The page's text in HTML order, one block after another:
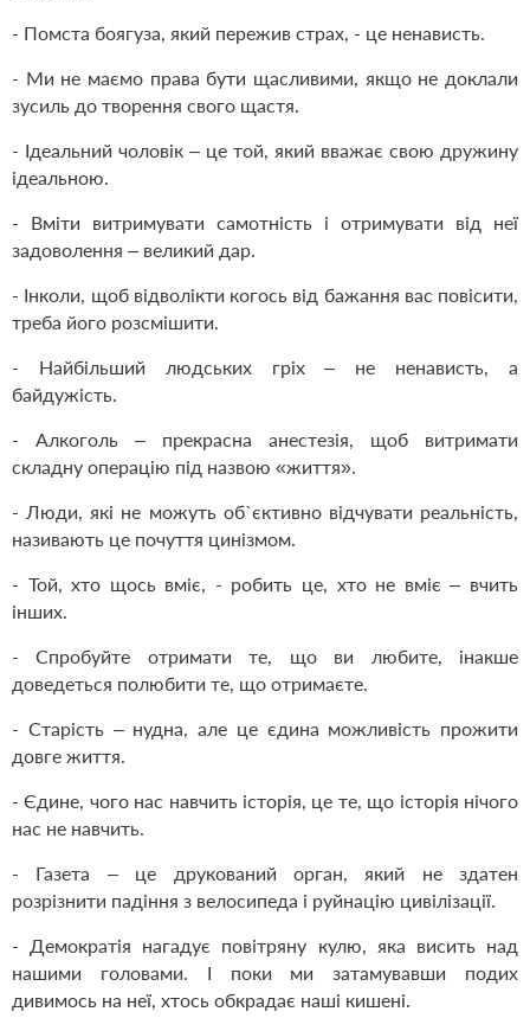
- Помста боягуза, який пережив страх, - це ненависть.
- Ми не маємо права бути щасливими, якщо не доклали
зусиль до творення свого щастя.
- Ідеальний чоловік – це той, який вважає свою дружину
ідеальною.
- Вміти витримувати самотність і отримувати від неї
задоволення – великий дар.
- Інколи, щоб відволікти когось від бажання вас повісити,
треба його розсмішити.
- Найбільший людських гріх – не ненависть, а
байдужість.
- Алкоголь – прекрасна анестезія, щоб витримати
складну операцію під назвою «життя».
- Люди, які не можуть об`єктивно відчувати реальність,
називають це почуття цинізмом.
- Той, хто щось вміє, - робить це, хто не вміє – вчить
інших.
- Спробуйте отримати те, що ви любите, інакше
доведеться полюбити те, що отримаєте.
- Старість – нудна, але це єдина можливість прожити
довге життя.
- Єдине, чого нас навчить історія, це те, що історія нічого
нас не навчить.
- Газета – це друкований орган, який не здатен
розрізнити падіння з велосипеда і руйнацію цивілізації.
- Демократія нагадує повітряну кулю, яка висить над
нашими головами. І поки ми затамувавши подих
дивимось на неї, хтось обкрадає наші кишені.